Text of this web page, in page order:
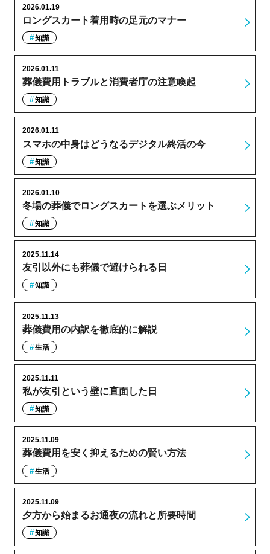
ロングスカート着用時の足元のマナー
2026.01.19
知識
葬儀費用トラブルと消費者庁の注意喚起
2026.01.11
知識
スマホの中身はどうなるデジタル終活の今
2026.01.11
知識
冬場の葬儀でロングスカートを選ぶメリット
2026.01.10
知識
友引以外にも葬儀で避けられる日
2025.11.14
知識
葬儀費用の内訳を徹底的に解説
2025.11.13
生活
私が友引という壁に直面した日
2025.11.11
知識
葬儀費用を安く抑えるための賢い方法
2025.11.09
生活
夕方から始まるお通夜の流れと所要時間
2025.11.09
知識